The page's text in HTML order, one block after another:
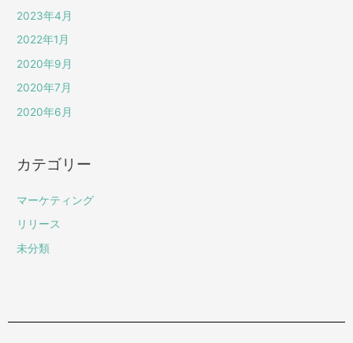
2023年4月
2022年1月
2020年9月
2020年7月
2020年6月
カテゴリー
マーケティング
リリース
未分類